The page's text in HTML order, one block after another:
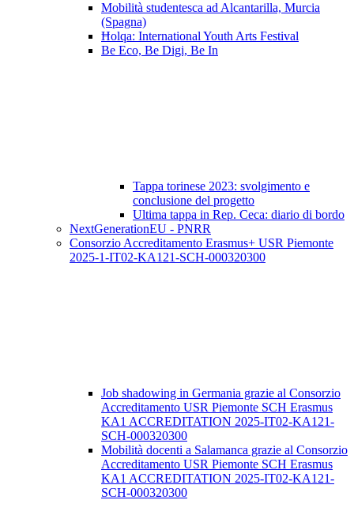
Mobilità studentesca ad Alcantarilla, Murcia
(Spagna)
Ħolqa: International Youth Arts Festival
Be Eco, Be Digi, Be In
Tappa torinese 2023: svolgimento e
conclusione del progetto
Ultima tappa in Rep. Ceca: diario di bordo
NextGenerationEU - PNRR
Consorzio Accreditamento Erasmus+ USR Piemonte
2025-1-IT02-KA121-SCH-000320300
Job shadowing in Germania grazie al Consorzio
Accreditamento USR Piemonte SCH Erasmus
KA1 ACCREDITATION 2025-IT02-KA121-
SCH-000320300
Mobilità docenti a Salamanca grazie al Consorzio
Accreditamento USR Piemonte SCH Erasmus
KA1 ACCREDITATION 2025-IT02-KA121-
SCH-000320300